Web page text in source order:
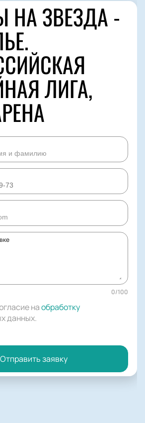
НА ЗВЕЗДА -
ЛИГА,
0/100
наобработку
данных.
Отправить заявку